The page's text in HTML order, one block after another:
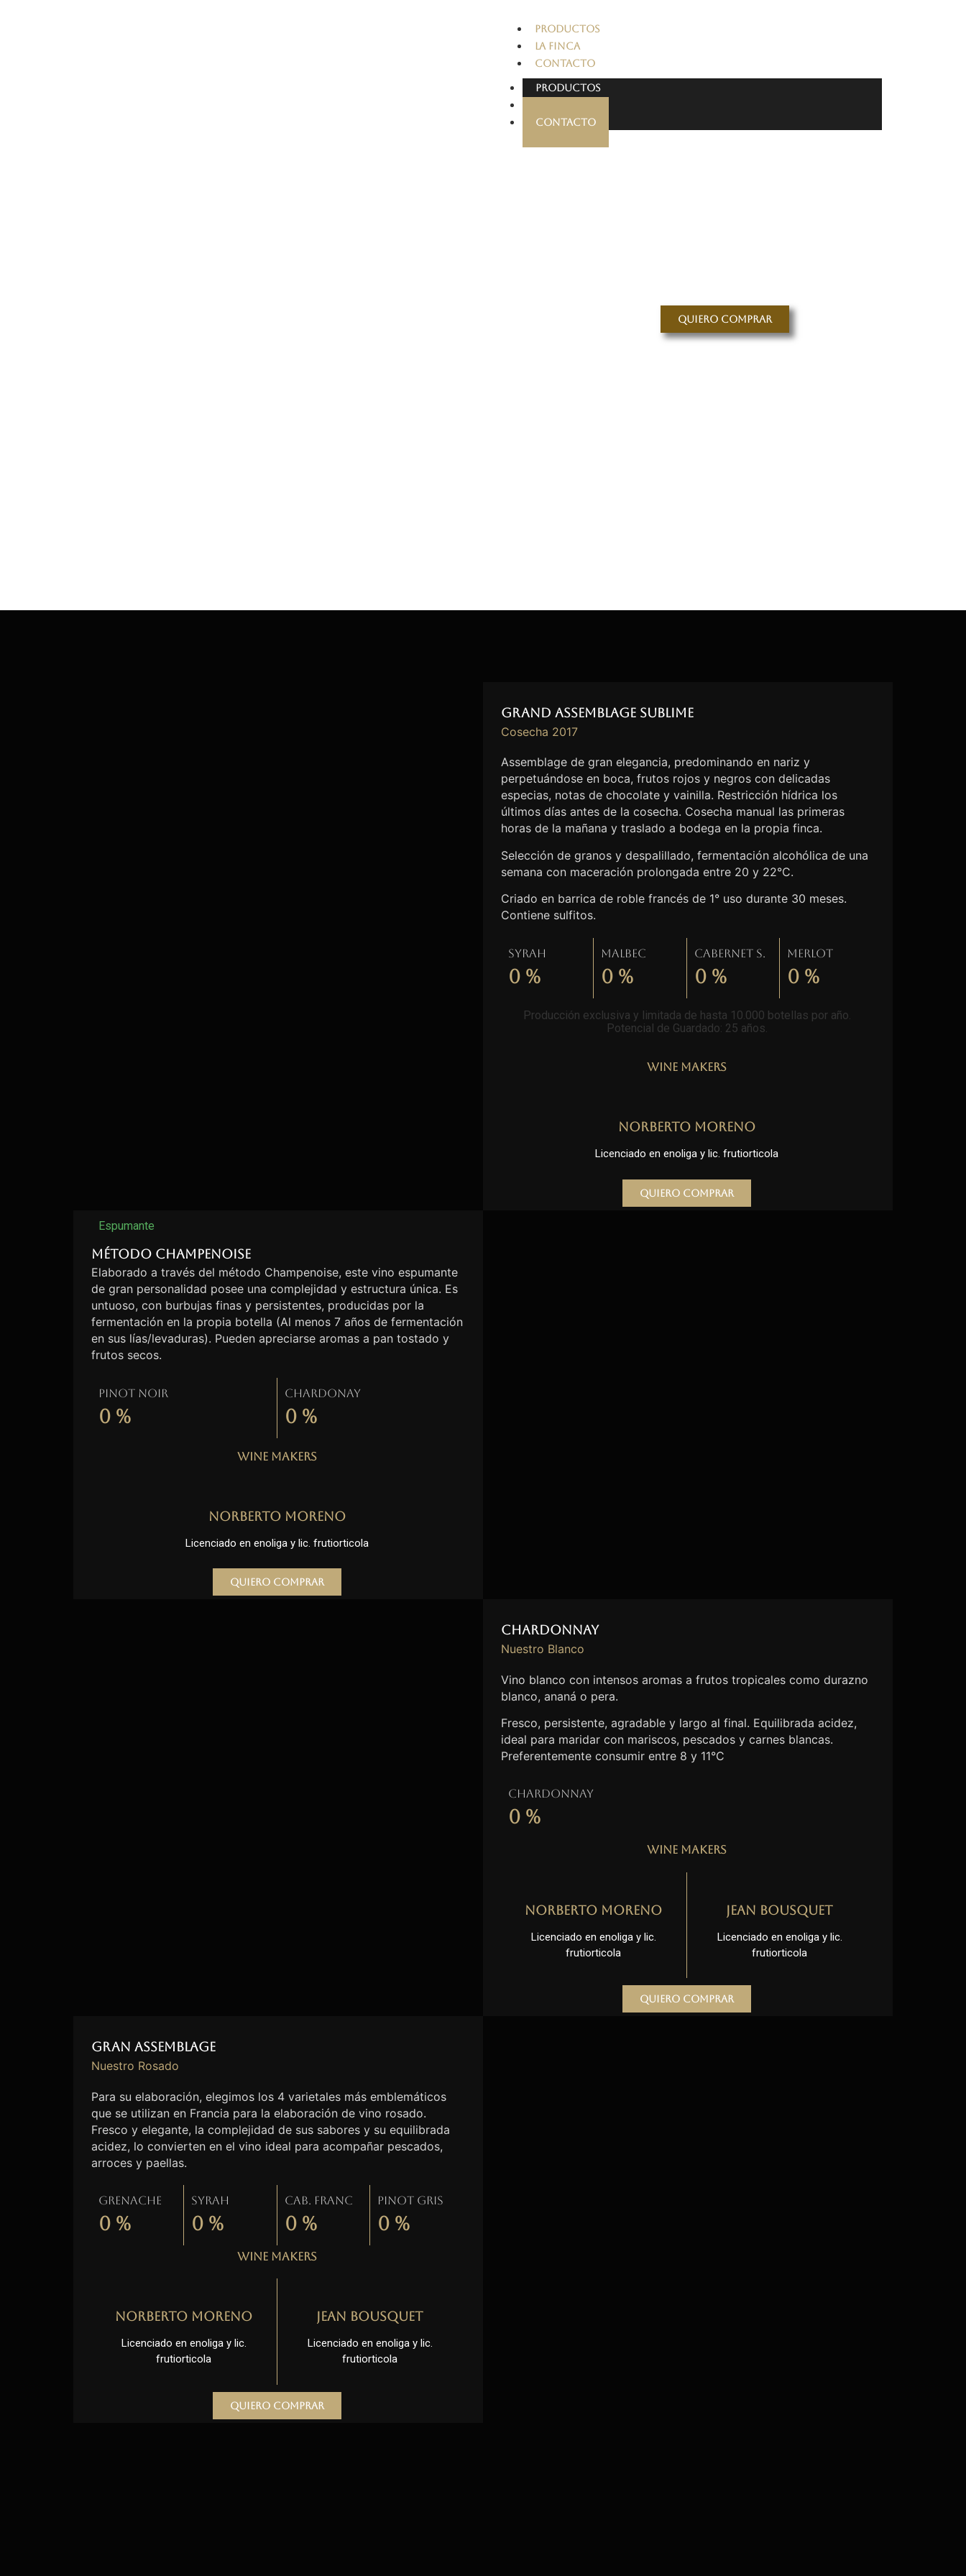
PRODUCTOS
LA FINCA
CONTACTO
PRODUCTOS
CONTACTO
Quiero comprar
Grand Assemblage Sublime
Cosecha 2017
Assemblage de gran elegancia, predominando en nariz y
perpetuándose en boca, frutos rojos y negros con delicadas
especias, notas de chocolate y vainilla. Restricción hídrica los
últimos días antes de la cosecha. Cosecha manual las primeras
horas de la mañana y traslado a bodega en la propia finca.
Selección de granos y despalillado, fermentación alcohólica de una
semana con maceración prolongada entre 20 y 22°C.
Criado en barrica de roble francés de 1° uso durante 30 meses.
Contiene sulfitos.
Syrah
0 %
Malbec
0 %
Cabernet S.
0 %
Merlot
0 %
Producción exclusiva y limitada de hasta 10.000 botellas por año.
Potencial de Guardado: 25 años
Wine Makers
Norberto Moreno
Licenciado en enoliga y lic. frutiorticola
Quiero comprar
Espumante
Método Champenoise
Elaborado a través del método Champenoise, este vino espumante
de gran personalidad posee una complejidad y estructura única. Es
untuoso, con burbujas finas y persistentes, producidas por la
fermentación en la propia botella (Al menos 7 años de fermentación
en sus lías/levaduras). Pueden apreciarse aromas a pan tostado y
frutos secos.
Pinot Noir
0 %
Chardonay
0 %
Wine Makers
Norberto Moreno
Licenciado en enoliga y lic. frutiorticola
Quiero comprar
Chardonnay
Nuestro Blanco
Vino blanco con intensos aromas a frutos tropicales como durazno
blanco, ananá o pera.
Fresco, persistente, agradable y largo al final. Equilibrada acidez,
ideal para maridar con mariscos, pescados y carnes blancas.
Preferentemente consumir entre 8 y 11°C
Chardonnay
0 %
Wine Makers
Norberto Moreno
Licenciado en enoliga y lic.
frutiorticola
Jean Bousquet
Licenciado en enoliga y lic.
frutiorticola
Quiero comprar
Gran Assemblage
Nuestro Rosado
Para su elaboración, elegimos los 4 varietales más emblemáticos
que se utilizan en Francia para la elaboración de vino rosado.
Fresco y elegante, la complejidad de sus sabores y su equilibrada
acidez, lo convierten en el vino ideal para acompañar pescados,
arroces y paellas.
Grenache
0 %
Syrah
0 %
Cab. Franc
0 %
Pinot gris
0 %
Wine Makers
Norberto Moreno
Licenciado en enoliga y lic.
frutiorticola
Jean Bousquet
Licenciado en enoliga y lic.
frutiorticola
Quiero comprar